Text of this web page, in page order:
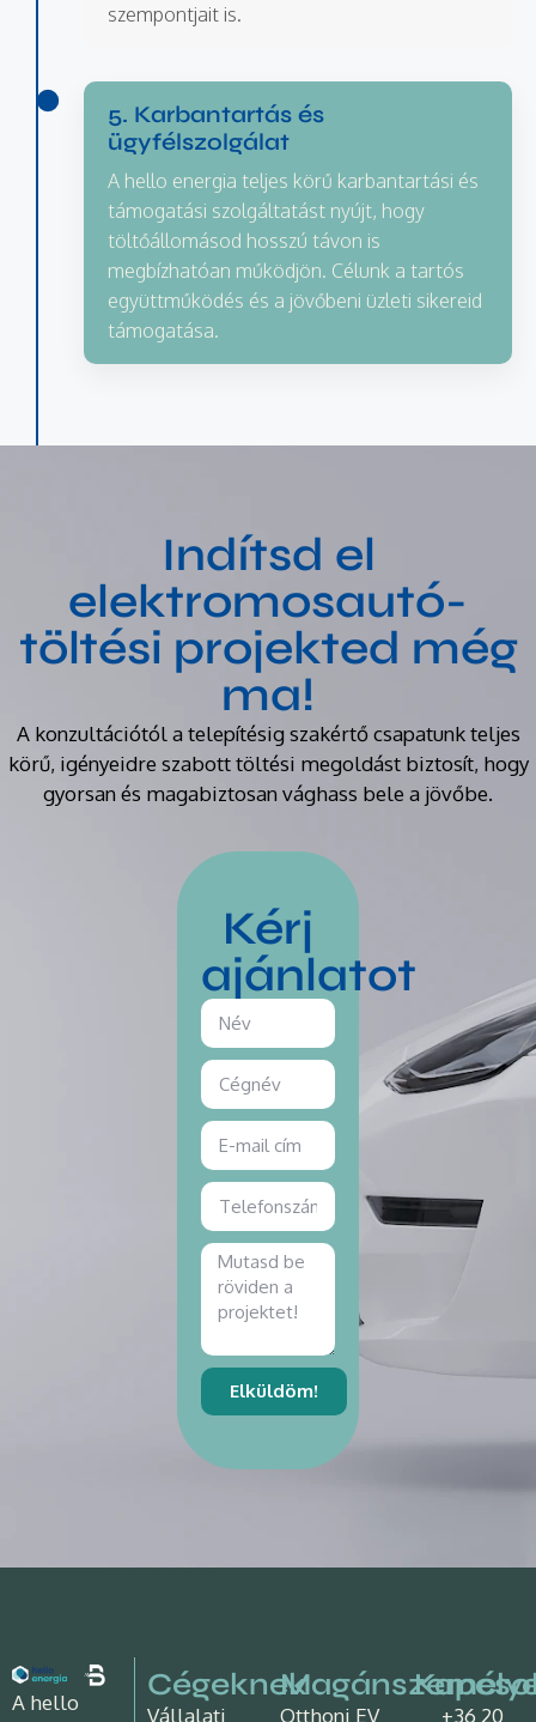
szempontjait is.
5. Karbantartás és
ügyfélszolgálat
A hello energia teljes körű karbantartási és
támogatási szolgáltatást nyújt, hogy
töltőállomásod hosszú távon is
megbízhatóan működjön. Célunk a tartós
együttműködés és a jövőbeni üzleti sikereid
támogatása.
Indítsd el
elektromosautó-
töltési projekted még
ma!
A konzultációtól a telepítésig szakértő csapatunk teljes
körű, igényeidre szabott töltési megoldást biztosít, hogy
gyorsan és magabiztosan vághass bele a jövőbe.
Kérj
ajánlatot
Elküldöm!
A hello
Cégeknek
Vállalati Otthoni EV +36 20